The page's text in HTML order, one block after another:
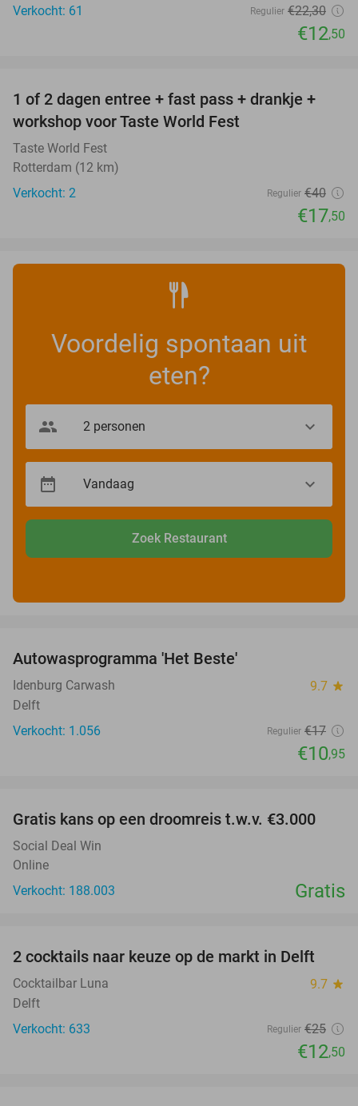
Verkocht: 61
Regulier €22,30
€12,50
56%
TODAY
1 of 2 dagen entree + fast pass + drankje +
workshop voor Taste World Fest
Taste World Fest
Rotterdam (12 km)
Verkocht: 2
Regulier €40
€17,50
Voordelig spontaan uit
eten?
Zoek Restaurant
Autowasprogramma 'Het Beste'
Idenburg Carwash 9.7 star
Delft
Verkocht: 1.056
Regulier €17
€10,95
Gratis kans op een droomreis t.w.v. €3.000
Social Deal Win
Online
Verkocht: 188.003
Gratis
50%
2 cocktails naar keuze op de markt in Delft
Cocktailbar Luna 9.7 star
Delft
Verkocht: 633
Regulier €25
€12,50